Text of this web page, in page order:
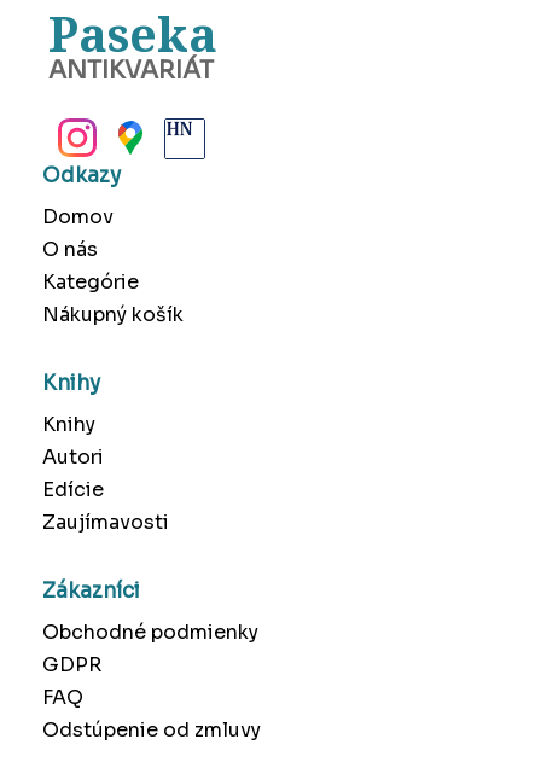
Paseka
ANTIKVARIÁT
Odkazy
Domov
O nás
Kategórie
Nákupný košík
Knihy
Knihy
Autori
Edície
Zaujímavosti
Zákazníci
Obchodné podmienky
GDPR
FAQ
Odstúpenie od zmluvy